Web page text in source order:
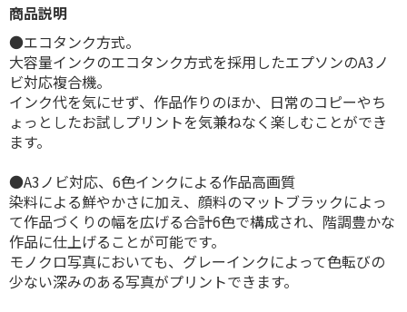
商品説明
●エコタンク方式。
大容量インクのエコタンク方式を採用したエプソンのA3ノ
ビ対応複合機。
インク代を気にせず、作品作りのほか、日常のコピーやち
ょっとしたお試しプリントを気兼ねなく楽しむことができ
ます。
●A3ノビ対応、6色インクによる作品高画質
染料による鮮やかさに加え、顔料のマットブラックによっ
て作品づくりの幅を広げる合計6色で構成され、階調豊かな
作品に仕上げることが可能です。
モノクロ写真においても、グレーインクによって色転びの
少ない深みのある写真がプリントできます。